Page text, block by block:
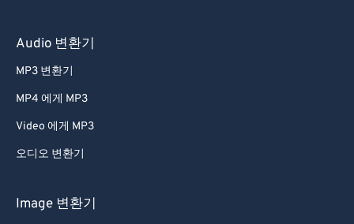
Audio 변환기
MP3 변환기
MP4 에게 MP3
Video 에게 MP3
오디오 변환기
Image 변환기